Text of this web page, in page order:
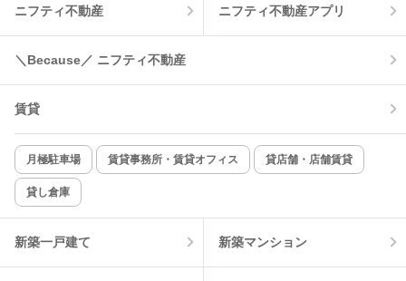
ニフティ不動産 ニフティ不動産アプリ
＼Because／ ニフティ不動産
賃貸
月極駐車場 賃貸事務所・賃貸オフィス 貸店舗・店舗賃貸
貸し倉庫
新築一戸建て 新築マンション